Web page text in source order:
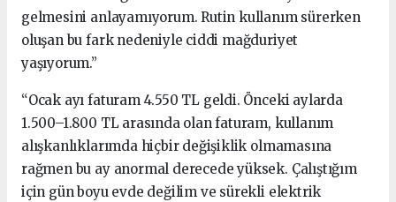
gelmesini anlayamıyorum. Rutin kullanım sürerken
oluşan bu fark nedeniyle ciddi mağduriyet
yaşıyorum.”
“Ocak ayı faturam 4.550 TL geldi. Önceki aylarda
1.500–1.800 TL arasında olan faturam, kullanım
alışkanlıklarımda hiçbir değişiklik olmamasına
rağmen bu ay anormal derecede yüksek. Çalıştığım
için gün boyu evde değilim ve sürekli elektrik